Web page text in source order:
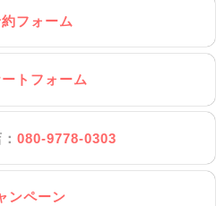
フォーム
トフォーム
080-9778-0303
ンペーン